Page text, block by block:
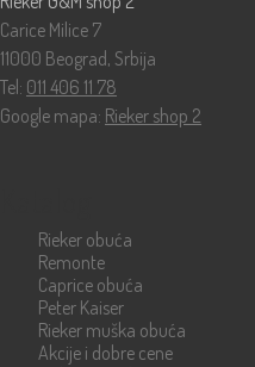
Carice Milice 7
11000 Beograd, Srbija
Tel: 011 406 11 78
Google mapa: Rieker shop 2
Rieker obuća
Remonte
Caprice obuća
Peter Kaiser
Rieker muška obuća
Akcije i dobre cene